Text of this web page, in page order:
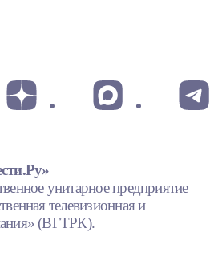
унитарное предприятие
телевизионная и
(ВГТРК).